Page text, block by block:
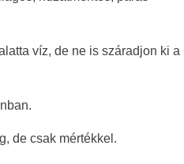
víz, de ne is száradjon ki a
de csak mértékkel.